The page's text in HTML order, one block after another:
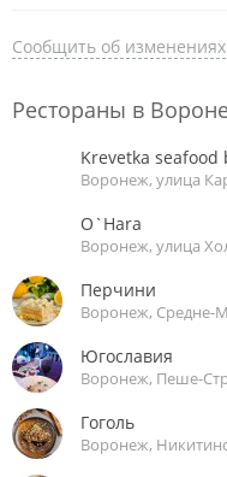
Сообщить об изменениях
Рестораны в
Krevetka seafood
Воронеж, улица
O`Hara
Воронеж, улица
Перчини
Воронеж, Средне-
Югославия
Воронеж, Пеше-
Гоголь
Воронеж,